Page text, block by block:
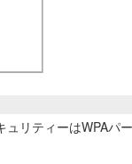
リティーはWPA